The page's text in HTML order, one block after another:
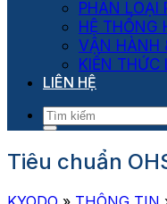
PHÂN LOẠI
HỆ THỐNG
VẬN HÀNH
KIẾN THỨC
LIÊN HỆ
Tiêu chuẩn